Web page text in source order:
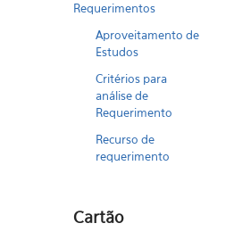
Requerimentos
Aproveitamento de
Estudos
Critérios para
análise de
Requerimento
Recurso de
requerimento
Cartão